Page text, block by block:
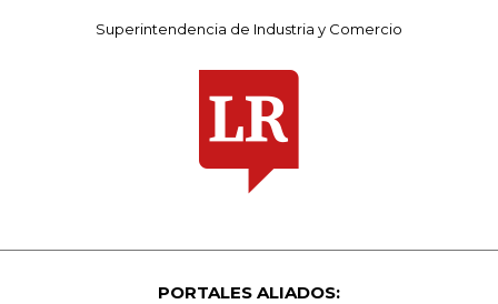
Superintendencia de Industria y Comercio
PORTALES ALIADOS: